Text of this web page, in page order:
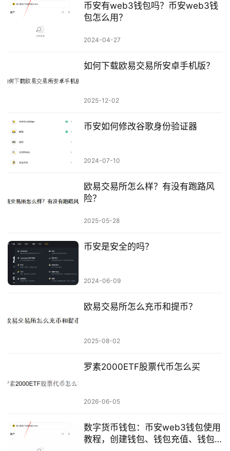
币安有web3钱包吗？币安web3钱
包怎么用？
2024-04-27
如何下载欧易交易所安卓手机版？
2025-12-02
币安如何修改谷歌身份验证器
2024-07-10
欧易交易所怎么样？有没有跑路风
险？
2025-05-28
币安是安全的吗？
2024-06-09
欧易交易所怎么充币和提币？
2025-08-02
罗素2000ETF股票代币怎么买
2026-06-05
数字货币钱包：币安web3钱包使用
教程，创建钱包、钱包充值、钱包